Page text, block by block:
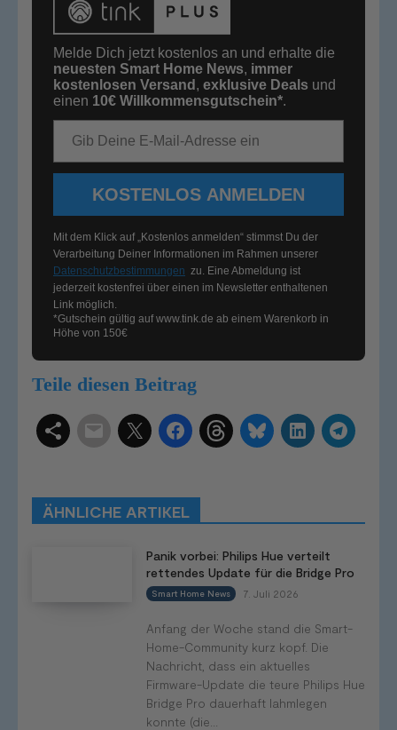
Melde Dich jetzt kostenlos an und erhalte die
neuesten Smart Home News, immer
kostenlosen Versand , exklusive Deals und
einen 10€ Willkommensgutschein*.
KOSTENLOS ANMELDEN
Mit dem Klick auf „Kostenlos anmelden“ stimmst Du der
Verarbeitung Deiner Informationen im Rahmen unserer
Datenschutzbestimmungen zu. Eine Abmeldung ist
jederzeit kostenfrei über einen im Newsletter enthaltenen
Link möglich.
*Gutschein gültig aufwww.tink.de ab einem Warenkorb in
Höhe von 150€
Teile diesen Beitrag
ÄHNLICHE ARTIKEL
Panik vorbei: Philips Hue verteilt
rettendes Update für die Bridge Pro
Smart Home News 7. Juli 2026
Anfang der Woche stand die Smart-
Home-Community kurz kopf. Die
Nachricht, dass ein aktuelles
Firmware-Update die teure Philips Hue
Bridge Pro dauerhaft lahmlegen
konnte (die...